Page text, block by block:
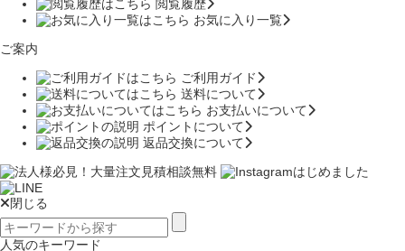
閲覧履歴
お気に入り一覧
ご案内
ご利用ガイド
送料について
お支払いについて
ポイントについて
返品交換について
閉じる
人気のキーワード